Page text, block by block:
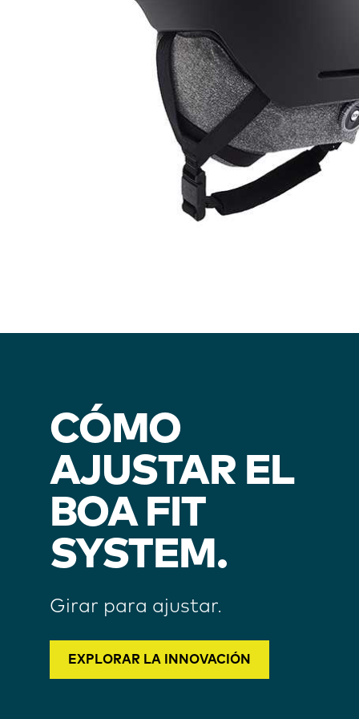
CÓMO
AJUSTAR EL
BOA FIT
SYSTEM.
Girar para ajustar.
EXPLORAR LA INNOVACIÓN